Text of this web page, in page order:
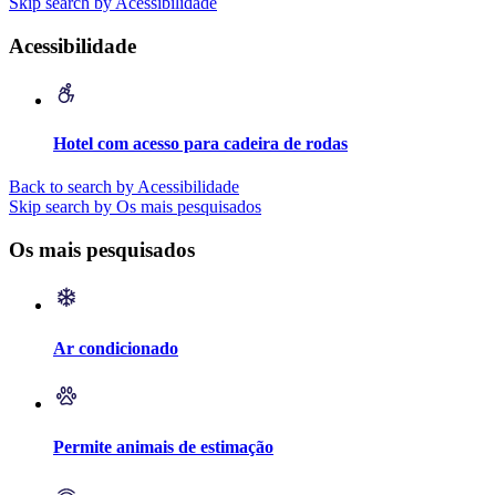
Acessibilidade
Hotel com acesso para cadeira de rodas
Back to search by Acessibilidade
Skip search by Os mais pesquisados
Os mais pesquisados
Ar condicionado
Permite animais de estimação